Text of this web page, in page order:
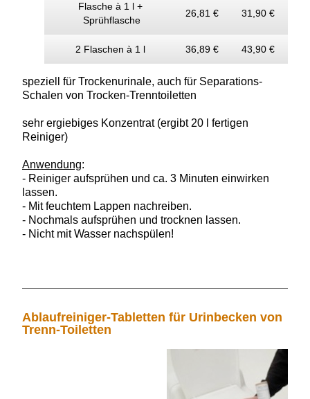
Flasche à 1 l +
Sprühflasche
26,81 € 31,90 €
2 Flaschen à 1 l 36,89 € 43,90 €
speziell für Trockenurinale, auch für Separations-
Schalen von Trocken-Trenntoiletten
sehr ergiebiges Konzentrat (ergibt 20 l fertigen
Reiniger)
Anwendung:
- Reiniger aufsprühen und ca. 3 Minuten einwirken
lassen.
- Mit feuchtem Lappen nachreiben.
- Nochmals aufsprühen und trocknen lassen.
- Nicht mit Wasser nachspülen!
Ablaufreiniger-Tabletten für Urinbecken von
Trenn-Toiletten